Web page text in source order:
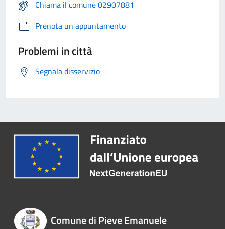
Chiama il comune 02907881
Prenota un appuntamento
Problemi in città
Segnala disservizio
Comune di Pieve Emanuele